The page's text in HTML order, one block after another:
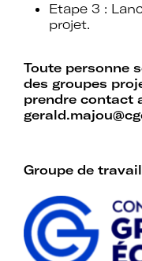
Faire
l’interface
réseaux
politiques
Etape 3 :
projet.
Toute personne
des groupes
prendre contact
Groupe de